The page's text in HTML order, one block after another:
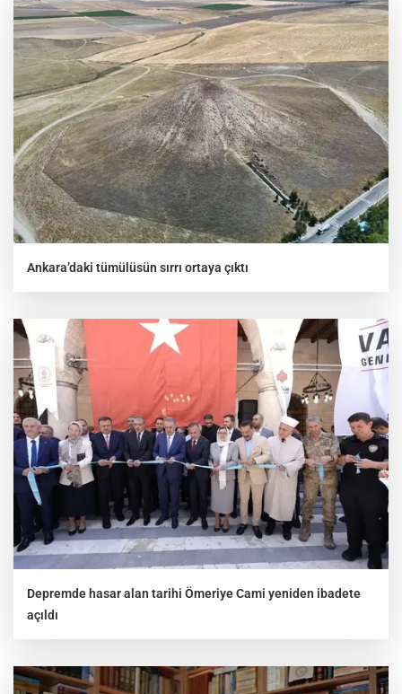
Ankara’daki tümülüsün sırrı ortaya çıktı
Depremde hasar alan tarihi Ömeriye Cami yeniden ibadete
açıldı